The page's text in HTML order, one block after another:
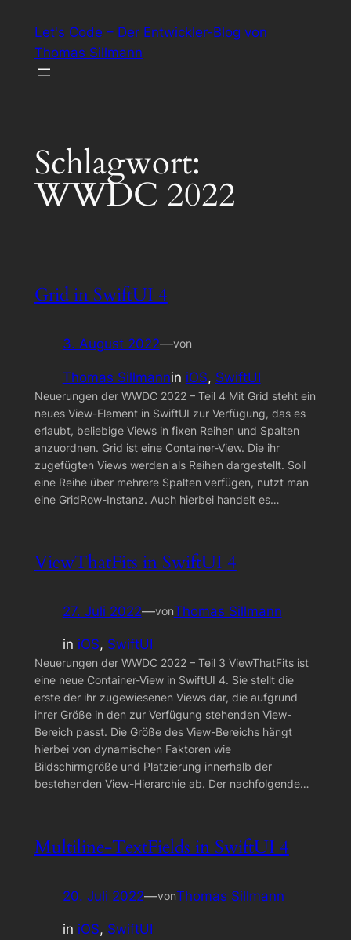
Inhalt
springen
Let's Code – Der Entwickler-Blog von
Thomas Sillmann
Schlagwort:
WWDC 2022
Grid in SwiftUI 4
3. August 2022—von
Thomas Sillmannin iOS, SwiftUI
Neuerungen der WWDC 2022 – Teil 4 Mit Grid steht ein
neues View-Element in SwiftUI zur Verfügung, das es
erlaubt, beliebige Views in fixen Reihen und Spalten
anzuordnen. Grid ist eine Container-View. Die ihr
zugefügten Views werden als Reihen dargestellt. Soll
eine Reihe über mehrere Spalten verfügen, nutzt man
eine GridRow-Instanz. Auch hierbei handelt es…
ViewThatFits in SwiftUI 4
27. Juli 2022—vonThomas Sillmann
in iOS, SwiftUI
Neuerungen der WWDC 2022 – Teil 3 ViewThatFits ist
eine neue Container-View in SwiftUI 4. Sie stellt die
erste der ihr zugewiesenen Views dar, die aufgrund
ihrer Größe in den zur Verfügung stehenden View-
Bereich passt. Die Größe des View-Bereichs hängt
hierbei von dynamischen Faktoren wie
Bildschirmgröße und Platzierung innerhalb der
bestehenden View-Hierarchie ab. Der nachfolgende…
Multiline-TextFields in SwiftUI 4
20. Juli 2022—vonThomas Sillmann
in iOS, SwiftUI